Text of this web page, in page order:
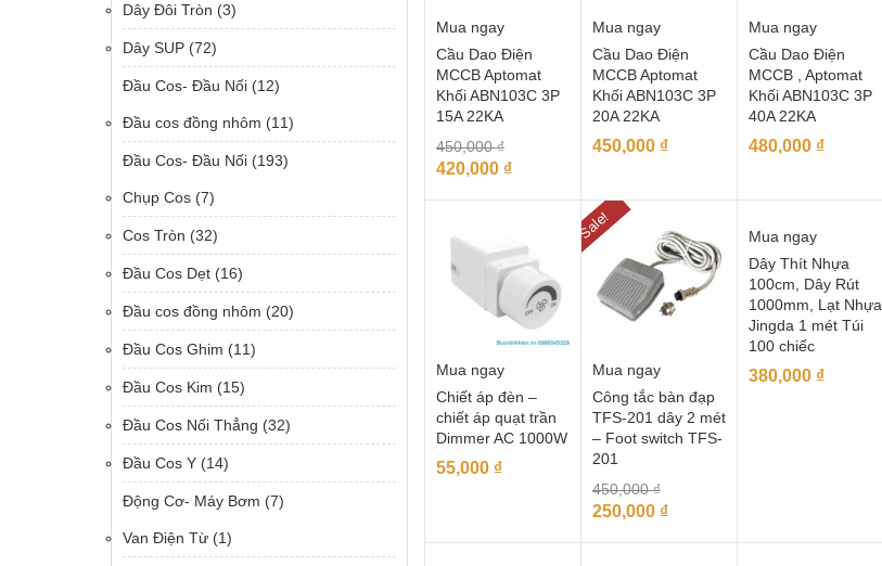
Mua ngay
Cầu Dao Điện
MCCB Aptomat
Khối ABN103C 3P
15A 22KA
450,000₫
420,000 ₫
Mua ngay
Cầu Dao Điện
MCCB Aptomat
Khối ABN103C 3P
20A 22KA
450,000 ₫
Mua ngay
Cầu Dao Điện
MCCB , Aptomat
Khối ABN103C 3P
40A 22KA
480,000 ₫
Mua ngay
Chiết áp đèn –
chiết áp quạt trần
Dimmer AC 1000W
55,000 ₫
Sale!
Mua ngay
Công tắc bàn đạp
TFS-201 dây 2 mét
– Foot switch TFS-
201
450,000₫
250,000 ₫
Mua ngay
Dây Thít Nhựa
100cm, Dây Rút
1000mm, Lạt Nhựa
Jingda 1 mét Túi
100 chiếc
380,000 ₫
Dây Đôi Tròn (3)
Dây SUP (72)
Đầu Cos- Đầu Nối (12)
Đầu cos đồng nhôm (11)
Đầu Cos- Đầu Nối (193)
Chụp Cos (7)
Cos Tròn (32)
Đầu Cos Dẹt (16)
Đầu cos đồng nhôm (20)
Đầu Cos Ghim (11)
Đầu Cos Kim (15)
Đầu Cos Nối Thẳng (32)
Đầu Cos Y (14)
Động Cơ- Máy Bơm (7)
Van Điện Từ (1)